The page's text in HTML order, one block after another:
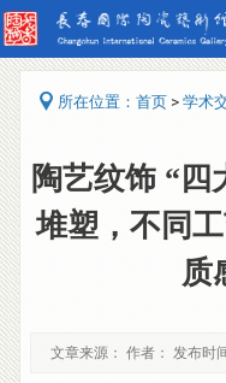
所在位置： 首页 > 学术
陶艺纹饰 “四
堆塑，不同
质
文章来源： 作者： 发布时